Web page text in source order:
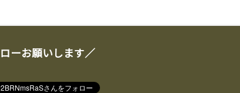
ーお願いします／